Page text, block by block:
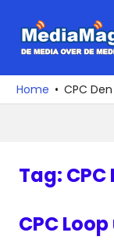
naar
media
over
Home CPC
Tag:
CPC